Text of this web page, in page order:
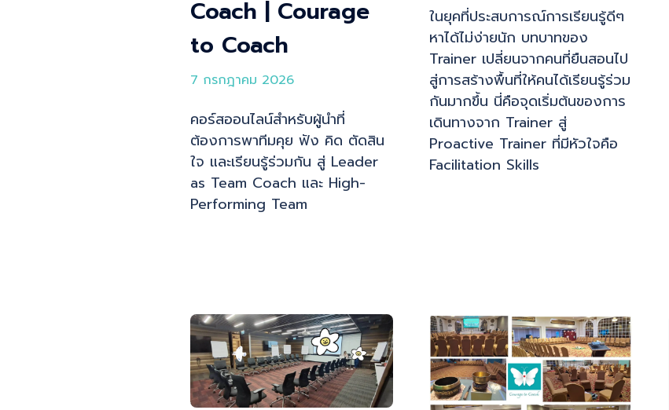
Coach | Courage
to Coach
7 กรกฎาคม 2026
คอร์สออนไลน์สำหรับผู้นำที่
ต้องการพาทีมคุย ฟัง คิด ตัดสิน
ใจ และเรียนรู้ร่วมกัน สู่ Leader
as Team Coach และ High-
Performing Team
ในยุคที่ประสบการณ์การเรียนรู้ดีๆ
หาได้ไม่ง่ายนัก บทบาทของ
Trainer เปลี่ยนจากคนที่ยืนสอนไป
สู่การสร้างพื้นที่ให้คนได้เรียนรู้ร่วม
กันมากขึ้น นี่คือจุดเริ่มต้นของการ
เดินทางจาก Trainer สู่
Proactive Trainer ที่มีหัวใจคือ
Facilitation Skills